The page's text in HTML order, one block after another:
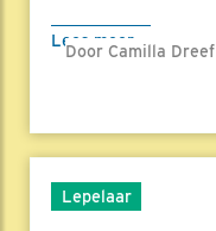
Lees meer
Door Camilla Dreef
Lepelaar